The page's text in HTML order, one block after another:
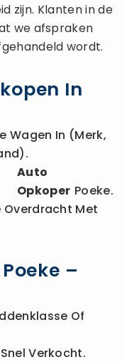
zijn. Klanten in de
we afspraken
wordt.
In
Wagen In (merk,
Auto
Opkoper Poeke.
Overdracht Met
–
Of
Verkocht.